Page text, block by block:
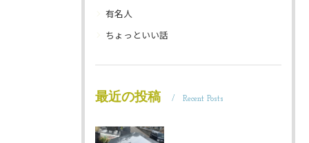
有名人
ちょっといい話
最近の投稿 Recent Posts